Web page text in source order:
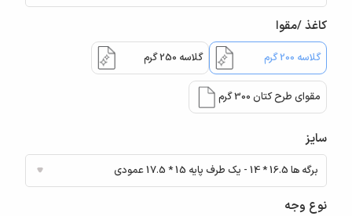
کاغذ /مقوا
گلاسه 200 گرم گلاسه 250 گرم
مقوای طرح کتان 300 گرم
سایز
نوع وجه